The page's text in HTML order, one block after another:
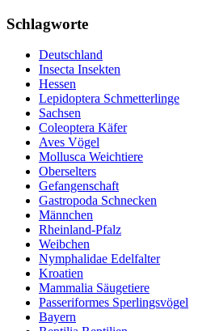
Schlagworte
Deutschland
Insecta Insekten
Hessen
Lepidoptera Schmetterlinge
Sachsen
Coleoptera Käfer
Aves Vögel
Mollusca Weichtiere
Oberselters
Gefangenschaft
Gastropoda Schnecken
Männchen
Rheinland-Pfalz
Weibchen
Nymphalidae Edelfalter
Kroatien
Mammalia Säugetiere
Passeriformes Sperlingsvögel
Bayern